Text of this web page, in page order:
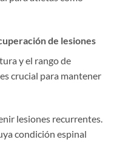
de lesiones
y el rango de
crucial para mantener
lesiones recurrentes.
condición espinal